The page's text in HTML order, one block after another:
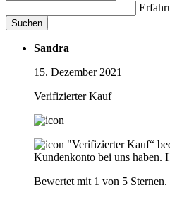
Suchen
Sandra
15. Dezember 2021
Verifizierter Kauf
"Verifizierter Kauf“
Kundenkonto bei uns haben.
Bewertet mit 1 von 5 Sternen.